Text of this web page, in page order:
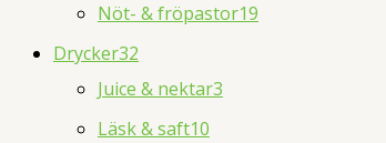
Nöt- & fröpastor19
Drycker32
Juice & nektar3
Läsk & saft10